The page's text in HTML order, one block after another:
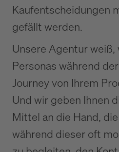
Kaufentscheidungen
gefällt werden.
Unsere Agentur weiß,
Personas während
Journey von Ihrem
Und wir geben Ihnen
Mittel an die Hand,
während dieser oft